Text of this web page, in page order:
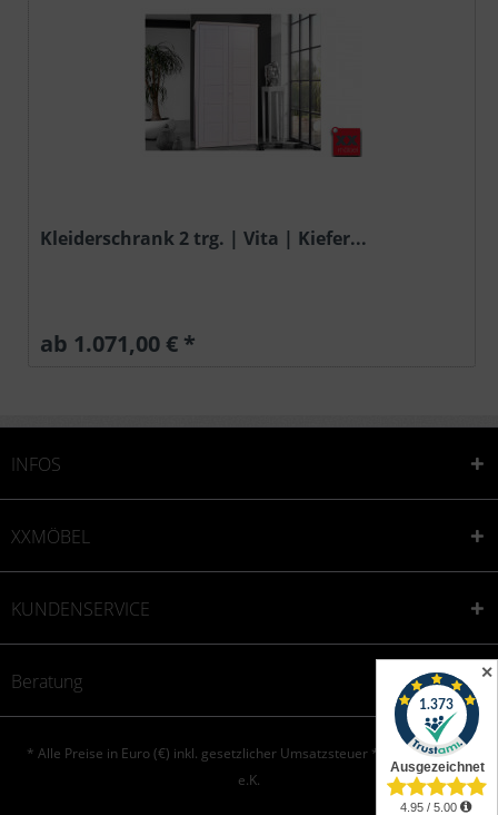
Kleiderschrank 2 trg. | Vita | Kiefer...
ab 1.071,00 € *
✕
INFOS
XXMÖBEL
KUNDENSERVICE
Beratung
* Alle Preise in Euro (€) inkl. gesetzlicher Umsatzsteuer * © XXONE aktiv
e.K.